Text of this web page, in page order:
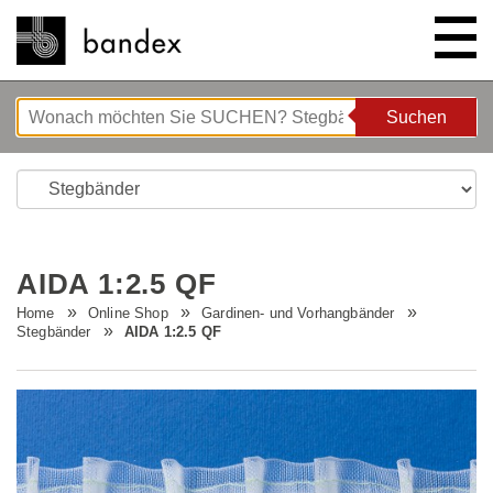
ONLINE SHOP
HIGHLIGHTS
Bettgeflüster
Neue Innovationen
Wave System L'ONDA
ÜBER UNS
Unternehmen
Firmenrundgang
ANLEITUNGEN/TIPPS & TRICKS
Nähanleitung
STELLENANGEBOTE
Suchen
Suchen
AIDA 1:2.5 QF
Home Online Shop
Gardinen- und Vorhangbänder
Stegbänder
AIDA 1:2.5 QF